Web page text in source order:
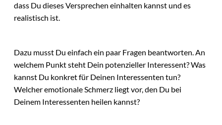
dass Du dieses Versprechen einhalten kannst und es
realistisch ist.
Dazu musst Du einfach ein paar Fragen beantworten. An
welchem Punkt steht Dein potenzieller Interessent? Was
kannst Du konkret für Deinen Interessenten tun?
Welcher emotionale Schmerz liegt vor, den Du bei
Deinem Interessenten heilen kannst?